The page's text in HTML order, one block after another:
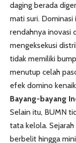
daging berada
mati suri.
rendahnya inovasi
mengeksekusi
tidak memiliki
menutup celah
efek domino
Bayang-bayang
Selain itu, BUMN
tata kelola.
berbelit hingga